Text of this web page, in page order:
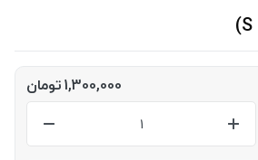
1,300,000تومان